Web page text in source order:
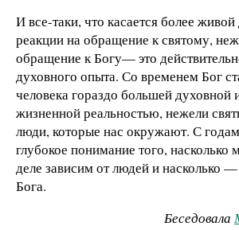
И все-таки, что касается более
реакции на обращение к святому,
обращение к Богу— это
духовного опыта. Со временем Бог
человека гораздо большей духовной
жизненной реальностью, нежели
люди, которые нас окружают. С
глубокое понимание того,
деле зависим от людей и насколько
Бога.
Беседовала